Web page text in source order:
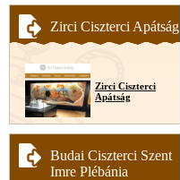
Zirci Ciszterci Apátság
Zirci Ciszterci
Apátság
Budai Ciszterci Szent
Imre Plébánia